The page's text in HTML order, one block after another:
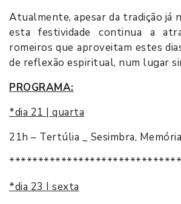
Atualmente, apesar da tradição já
esta festividade continua a
romeiros que aproveitam estes
de reflexão espiritual, num lugar
PROGRAMA:
*dia 21 | quarta
21h – Tertúlia _ Sesimbra,
*dia 23 I sexta